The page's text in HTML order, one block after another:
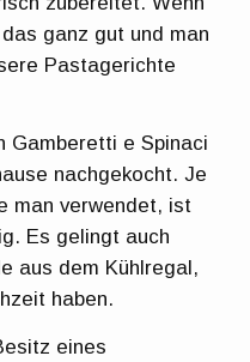
ganz gut und man
Pastagerichte
Gamberetti e Spinaci
nachgekocht. Je
man verwendet, ist
Es gelingt auch
aus dem Kühlregal,
haben.
eines